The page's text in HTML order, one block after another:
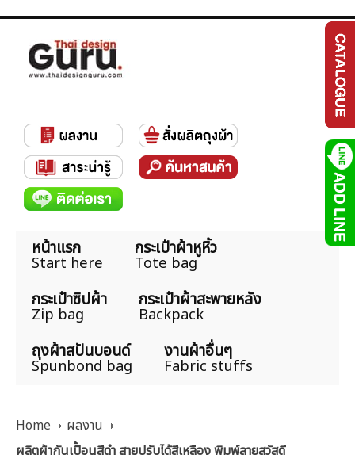
หน้าแรก
Start here
กระเป๋าผ้าหูหิ้ว
Tote bag
กระเป๋าซิปผ้า
Zip bag
กระเป๋าผ้าสะพายหลัง
Backpack
ถุงผ้าสปันบอนด์
Spunbond bag
งานผ้าอื่นๆ
Fabric stuffs
Home
ผลงาน
ผลิตผ้ากันเปื้อนสีดำ สายปรับได้สีเหลือง พิมพ์ลายสวัสดี